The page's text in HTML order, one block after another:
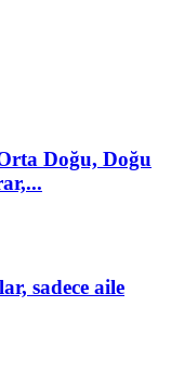
Doğu, Doğu
sadece aile